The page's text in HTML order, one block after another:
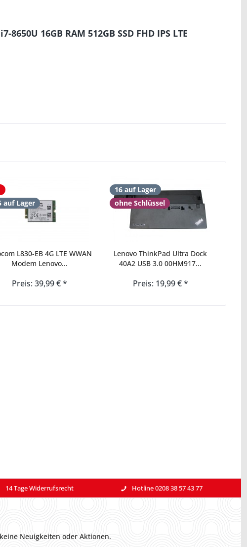
16GB RAM 512GB SSD FHD IPS LTE
auf Lager
L830-EB 4G LTE WWAN
Modem Lenovo...
Preis: 39,99 € *
16 auf Lager
ohne Schlüssel
Lenovo ThinkPad Ultra Dock
40A2 USB 3.0 00HM917...
Preis: 19,99 € *
14 Tage Widerrufsrecht Hotline 0208 38 57 43 77
Neuigkeiten oder Aktionen.